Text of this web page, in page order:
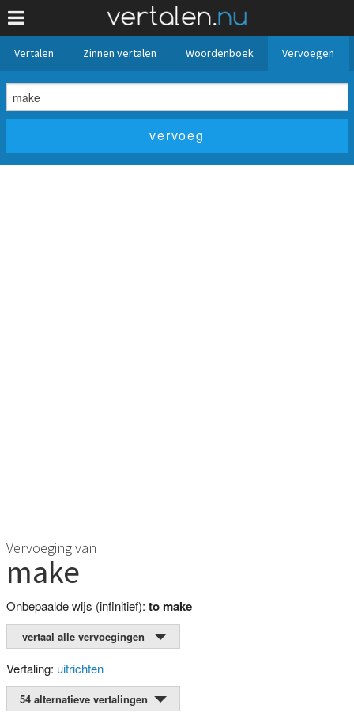
Vertalen Zinnen vertalen Woordenboek Vervoegen
Vervoeging van
make
Onbepaalde wijs (infinitief): to make
vertaal alle vervoegingen
Vertaling: uitrichten
54 alternatieve vertalingen